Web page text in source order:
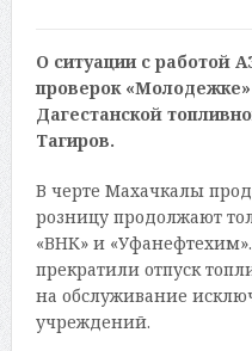
О ситуации с работой
проверок «Молодежке»
Дагестанской
Тагиров.
В черте Махачкалы
розницу продолжают
«ВНК» и
прекратили отпуск
на обслуживание
учреждений.